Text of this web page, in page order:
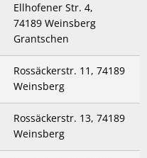
Ellhofener Str. 4,
74189 Weinsberg
Grantschen
Rossäckerstr. 11, 74189
Weinsberg
Rossäckerstr. 13, 74189
Weinsberg